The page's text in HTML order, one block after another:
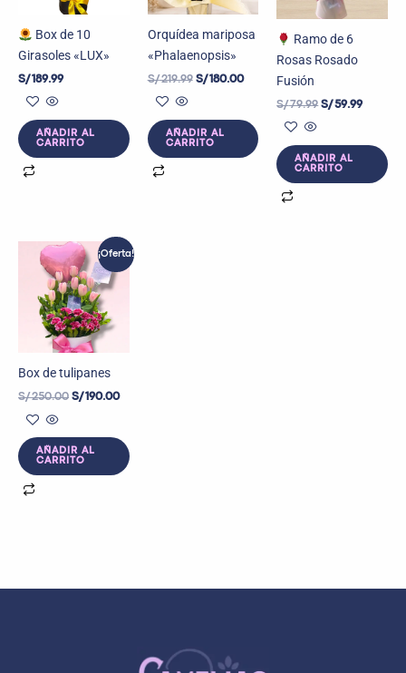
Box de 10
Girasoles «LUX»
S/189.99
AÑADIR AL
CARRITO
Orquídea mariposa
«Phalaenopsis»
S/219.99 S/180.00
AÑADIR AL
CARRITO
Ramo de 6
Rosas Rosado
Fusión
S/79.99 S/59.99
AÑADIR AL
CARRITO
¡Oferta!
Box de tulipanes
S/250.00
El
precio
original
era:
S/ 250.00.
S/190.00
El
precio
AÑADIR AL
CARRITO